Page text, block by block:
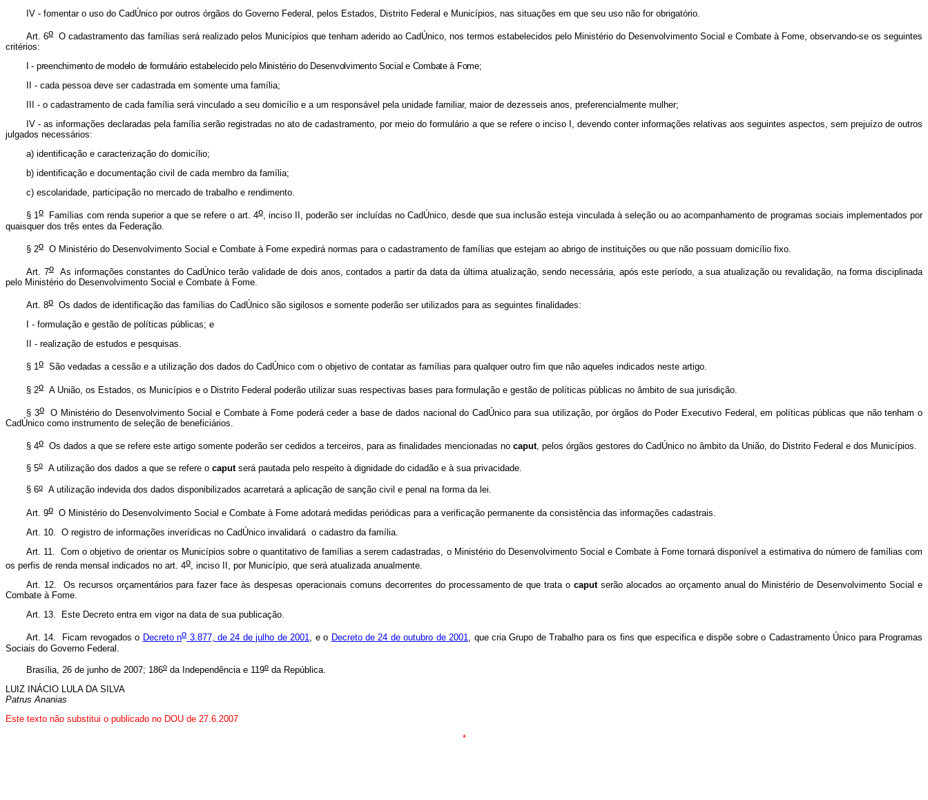
IV - fomentar o uso do CadÚnico por outros órgãos do Governo Federal, pelos Estados, Distrito Federal e Municípios, nas situações em que seu uso não for obrigatório.
Art. 6o O cadastramento das famílias será realizado pelos Municípios que tenham aderido ao CadÚnico, nos termos estabelecidos pelo Ministério do Desenvolvimento Social e Combate à Fome, observando-se os seguintes
critérios:
I - preenchimento de modelo de formulário estabelecido pelo Ministério do Desenvolvimento Social e Combate à Fome;
II - cada pessoa deve ser cadastrada em somente uma família;
III - o cadastramento de cada família será vinculado a seu domicílio e a um responsável pela unidade familiar, maior de dezesseis anos, preferencialmente mulher;
IV - as informações declaradas pela família serão registradas no ato de cadastramento, por meio do formulário a que se refere o inciso I, devendo conter informações relativas aos seguintes aspectos, sem prejuízo de outros
julgados necessários:
a) identificação e caracterização do domicílio;
b) identificação e documentação civil de cada membro da família;
c) escolaridade, participação no mercado de trabalho e rendimento.
§ 1oFamílias com renda superior a que se refere o art. 4o, inciso II, poderão ser incluídas no CadÚnico, desde que sua inclusão esteja vinculada à seleção ou ao acompanhamento de programas sociais implementados por
quaisquer dos três entes da Federação.
§ 2o O Ministério do Desenvolvimento Social e Combate à Fome expedirá normas para o cadastramento de famílias que estejam ao abrigo de instituições ou que não possuam domicílio fixo.
Art. 7oAs informações constantes do CadÚnico terão validade de dois anos, contados a partir da data da última atualização, sendo necessária, após este período, a sua atualização ou revalidação, na forma disciplinada
pelo Ministério do Desenvolvimento Social e Combate à Fome.
Art. 8o Os dados de identificação das famílias do CadÚnico são sigilosos e somente poderão ser utilizados para as seguintes finalidades:
I - formulação e gestão de políticas públicas; e
II - realização de estudos e pesquisas.
§ 1o São vedadas a cessão e a utilização dos dados do CadÚnico com o objetivo de contatar as famílias para qualquer outro fim que não aqueles indicados neste artigo.
§ 2o A União, os Estados, os Municípios e o Distrito Federal poderão utilizar suas respectivas bases para formulação e gestão de políticas públicas no âmbito de sua jurisdição.
§ 3oO Ministério do Desenvolvimento Social e Combate à Fome poderá ceder a base de dados nacional do CadÚnico para sua utilização, por órgãos do Poder Executivo Federal, em políticas públicas que não tenham o
CadÚnico como instrumento de seleção de beneficiários.
§ 4o Os dados a que se refere este artigo somente poderão ser cedidos a terceiros, para as finalidades mencionadas no caput, pelos órgãos gestores do CadÚnico no âmbito da União, do Distrito Federal e dos Municípios.
§ 5o A utilização dos dados a que se refere o caputserá pautada pelo respeito à dignidade do cidadão e à sua privacidade.
§ 6o A utilização indevida dos dados disponibilizados acarretará a aplicação de sanção civil e penal na forma da lei.
Art. 9o O Ministério do Desenvolvimento Social e Combate à Fome adotará medidas periódicas para a verificação permanente da consistência das informações cadastrais.
Art. 10. O registro de informações inverídicas no CadÚnico invalidará o cadastro da família.
Art. 11. Com o objetivo de orientar os Municípios sobre o quantitativo de famílias a serem cadastradas, o Ministério do Desenvolvimento Social e Combate à Fome tornará disponível a estimativa do número de famílias com
os perfis de renda mensal indicados no art. 4o, inciso II, por Município, que será atualizada anualmente.
Art. 12. Os recursos orçamentários para fazer face às despesas operacionais comuns decorrentes do processamento de que trata ocaputserão alocados ao orçamento anual do Ministério de Desenvolvimento Social e
Combate à Fome.
Art. 13. Este Decreto entra em vigor na data de sua publicação.
Art. 14. Ficam revogados o Decreto no3.877, de 24 de julho de 2001, e o Decreto de 24 de outubro de 2001, que cria Grupo de Trabalho para os fins que especifica e dispõe sobre o Cadastramento Único para Programas
Sociais do Governo Federal.
Brasília, 26 de junho de 2007; 186o da Independência e 119o da República.
LUIZ INÁCIO LULA DA SILVA
Patrus Ananias
Este texto não substitui o publicado no DOU de 27.6.2007
*